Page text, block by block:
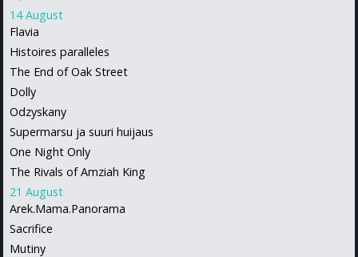
14 August
Flavia
Histoires paralleles
The End of Oak Street
Dolly
Odzyskany
Supermarsu ja suuri huijaus
One Night Only
The Rivals of Amziah King
21 August
Arek.Mama.Panorama
Sacrifice
Mutiny